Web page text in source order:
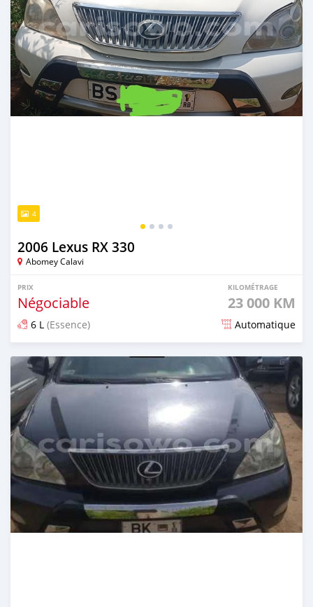
4
2006 Lexus RX 330
Abomey Calavi
PRIX
Négociable
KILOMÉTRAGE
23 000 KM
6 L (Essence) Automatique
Publié il y a 16 jours